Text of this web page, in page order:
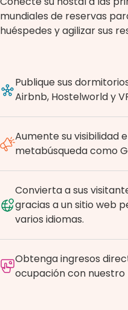
mundiales de reservas
huéspedes y agilizar sus
Publique sus
Airbnb, Hostelworld y
Aumente su visibilidad
metabúsqueda como
Convierta a sus
gracias a un sitio web
varios idiomas.
Obtenga ingresos
ocupación con